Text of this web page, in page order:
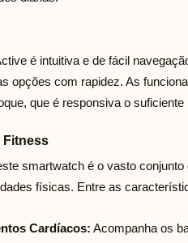
é intuitiva e de fácil
opções com rapidez. As
que é responsiva o
Fitness
smartwatch é o vasto
físicas. Entre as
Cardíacos: Acompanha os